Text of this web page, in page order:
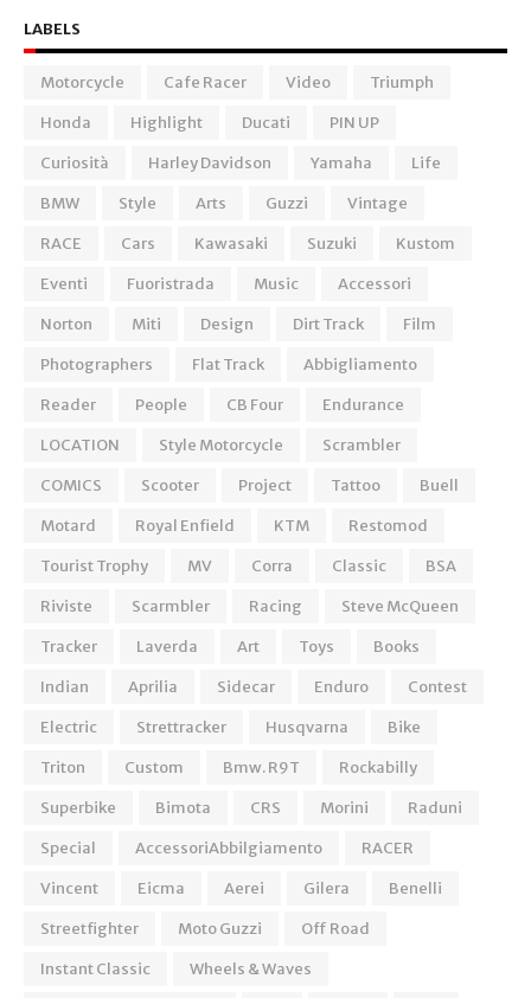
LABELS
Motorcycle Cafe Racer Video
Triumph
Honda
Highlight Ducati
PIN UP
Curiosità
Harley Davidson Yamaha
Life
BMW
Style Arts Guzzi
Vintage
RACE
Cars Kawasaki Suzuki
Kustom
Eventi
Fuoristrada Music
Accessori
Norton
Miti Design Dirt Track
Film
Photographers
Flat Track
Abbigliamento
Reader
People CB Four
Endurance
LOCATION
Style Motorcycle
Scrambler
COMICS
Scooter Project Tattoo
Buell
Motard
Royal Enfield KTM
Restomod
Tourist Trophy
MV Corra Classic
BSA
Riviste
Scarmbler Racing
Steve McQueen
Tracker
Laverda Art Toys
Books
Indian
Aprilia Sidecar Enduro
Contest
Electric
Strettracker Husqvarna
Bike
Triton
Custom Bmw. R9T
Rockabilly
Superbike
Bimota CRS Morini
Raduni
Special
AccessoriAbbilgiamento
RACER
Vincent
Eicma Aerei Gilera
Benelli
Streetfighter
Moto Guzzi
Off Road
Instant Classic
Wheels & Waves